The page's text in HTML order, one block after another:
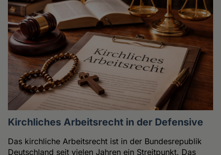
Kirchliches Arbeitsrecht in der Defensive
Das kirchliche Arbeitsrecht ist in der Bundesrepublik
Deutschland seit vielen Jahren ein Streitpunkt. Das